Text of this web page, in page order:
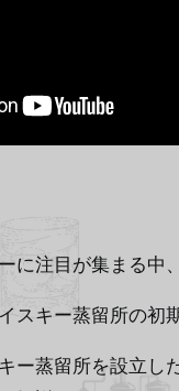
に注目が集まる中
スキー蒸留所の初
ー蒸留所を設立